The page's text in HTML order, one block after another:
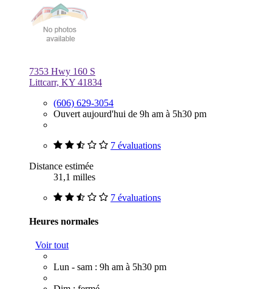
7353 Hwy 160 S
Littcarr, KY 41834
(606) 629-3054
Ouvert aujourd'hui de 9h am à 5h30 pm
7 évaluations
Distance estimée
31,1 milles
7 évaluations
Heures normales
Voir tout
Lun - sam : 9h am à 5h30 pm